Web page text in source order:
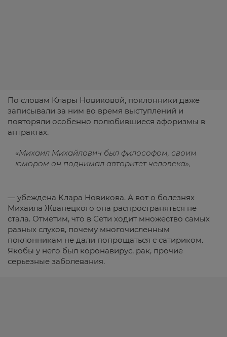
По словам Клары Новиковой, поклонники даже
записывали за ним во время выступлений и
повторяли особенно полюбившиеся афоризмы в
антрактах.
«Михаил Михайлович был философом, своим
юмором он поднимал авторитет человека»,
— убеждена Клара Новикова. А вот о болезнях
Михаила Жванецкого она распространяться не
стала. Отметим, что в Сети ходит множество самых
разных слухов, почему многочисленным
поклонникам не дали попрощаться с сатириком.
Якобы у него был коронавирус, рак, прочие
серьезные заболевания.